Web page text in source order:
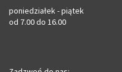
poniedziałek - piątek
od 7.00 do 16.00